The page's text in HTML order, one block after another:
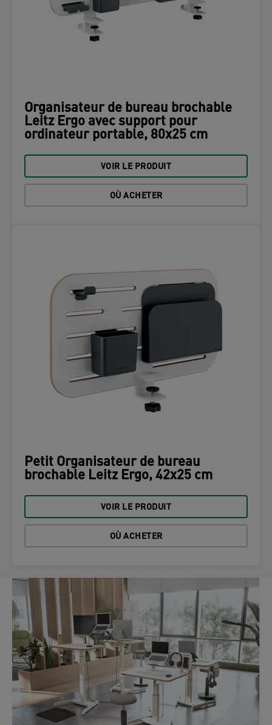
Organisateur de bureau brochable
Leitz Ergo avec support pour
ordinateur portable, 80x25 cm
VOIR LE PRODUIT
OÙ ACHETER
Petit Organisateur de bureau
brochable Leitz Ergo, 42x25 cm
VOIR LE PRODUIT
OÙ ACHETER